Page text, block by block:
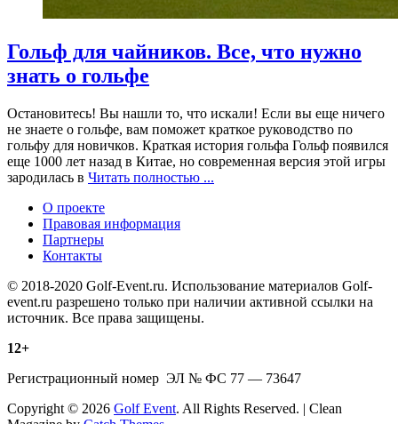
Гольф для чайников. Все, что нужно
знать о гольфе
Остановитесь! Вы нашли то, что искали! Если вы еще ничего
не знаете о гольфе, вам поможет краткое руководство по
гольфу для новичков. Краткая история гольфа Гольф появился
еще 1000 лет назад в Китае, но современная версия этой игры
зародилась в Читать полностью ...
О проекте
Правовая информация
Партнеры
Контакты
© 2018-2020 Golf-Event.ru. Использование материалов Golf-
event.ru разрешено только при наличии активной ссылки на
источник. Все права защищены.
12+
Регистрационный номер ЭЛ № ФС 77 — 73647
Copyright © 2026 Golf Event. All Rights Reserved. | Clean